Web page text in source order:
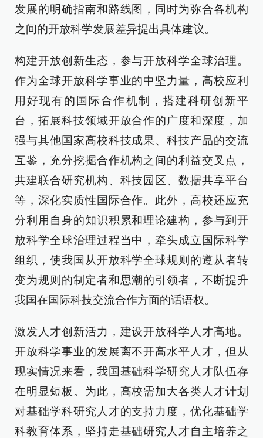
发展的明确指南和路线图，同时为弥合各机构
之间的开放科学发展差异提出具体建议。
构建开放创新生态，参与开放科学全球治理。
作为全球开放科学事业的中坚力量，高校应利
用好现有的国际合作机制，搭建科研创新平
台，拓展科技领域开放合作的广度和深度，加
强与其他国家高校科技成果、科技产品的交流
互鉴，充分挖掘合作机构之间的利益交叉点，
共建联合研究机构、科技园区、数据共享平台
等，深化实质性国际合作。此外，高校还应充
分利用自身的知识积累和理论建构，参与到开
放科学全球治理过程当中，牵头成立国际科学
组织，使我国从开放科学全球规则的遵从者转
变为规则的制定者和思潮的引领者，不断提升
我国在国际科技交流合作方面的话语权。
激发人才创新活力，建设开放科学人才高地。
开放科学事业的发展离不开高水平人才，但从
现实情况来看，我国基础科学研究人才队伍存
在明显短板。为此，高校需加大各类人才计划
对基础学科研究人才的支持力度，优化基础学
科教育体系，坚持走基础研究人才自主培养之